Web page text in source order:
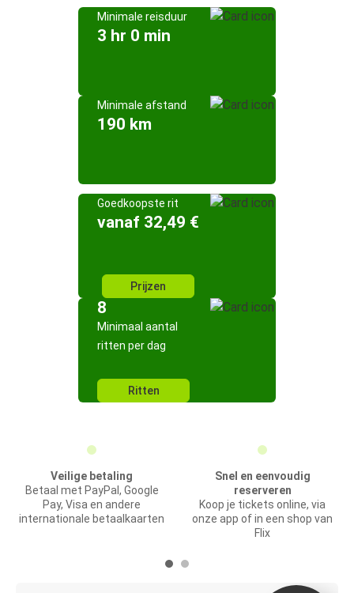
Minimale reisduur
3 hr 0 min
Minimale afstand
190 km
Goedkoopste rit
vanaf 32,49 €
Prijzen
8
Minimaal aantal
ritten per dag
Ritten
Veilige betaling
Betaal met PayPal, Google
Pay, Visa en andere
internationale betaalkaarten
Snel en eenvoudig
reserveren
Koop je tickets online, via
onze app of in een shop van
Flix